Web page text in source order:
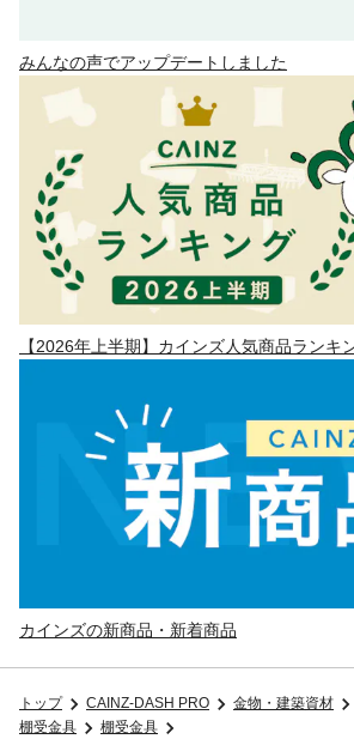
みんなの声でアップデートしました
【2026年上半期】カインズ人気商品ランキ
カインズの新商品・新着商品
トップ CAINZ-DASH PRO 金物・建築資材
棚受金具
棚受金具